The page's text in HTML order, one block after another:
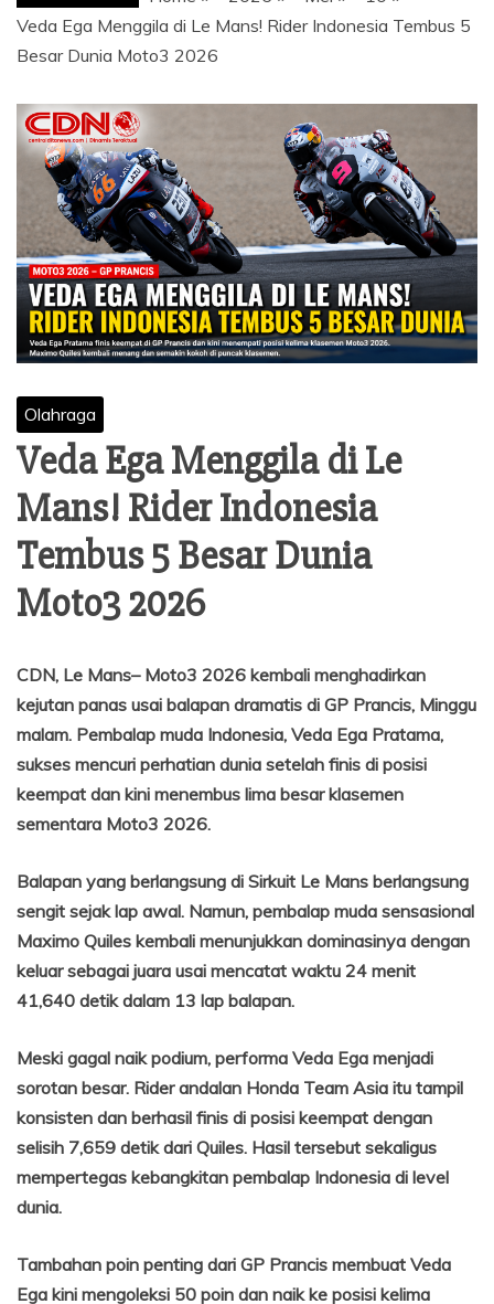
Veda Ega Menggila di Le Mans! Rider Indonesia Tembus 5
Besar Dunia Moto3 2026
Olahraga
Veda Ega Menggila di Le
Mans! Rider Indonesia
Tembus 5 Besar Dunia
Moto3 2026
CDN, Le Mans– Moto3 2026 kembali menghadirkan
kejutan panas usai balapan dramatis di GP Prancis, Minggu
malam. Pembalap muda Indonesia, Veda Ega Pratama,
sukses mencuri perhatian dunia setelah finis di posisi
keempat dan kini menembus lima besar klasemen
sementara Moto3 2026.
Balapan yang berlangsung di Sirkuit Le Mans berlangsung
sengit sejak lap awal. Namun, pembalap muda sensasional
Maximo Quiles kembali menunjukkan dominasinya dengan
keluar sebagai juara usai mencatat waktu 24 menit
41,640 detik dalam 13 lap balapan.
Meski gagal naik podium, performa Veda Ega menjadi
sorotan besar. Rider andalan Honda Team Asia itu tampil
konsisten dan berhasil finis di posisi keempat dengan
selisih 7,659 detik dari Quiles. Hasil tersebut sekaligus
mempertegas kebangkitan pembalap Indonesia di level
dunia.
Tambahan poin penting dari GP Prancis membuat Veda
Ega kini mengoleksi 50 poin dan naik ke posisi kelima